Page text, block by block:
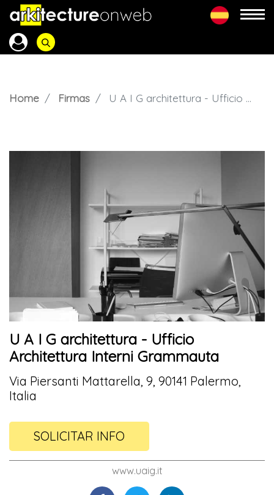
Home Firmas U A I G architettura - Ufficio Architettura Interni Grammauta
U A I G architettura - Ufficio
Architettura Interni Grammauta
Via Piersanti Mattarella, 9, 90141 Palermo,
Italia
SOLICITAR INFO
www.uaig.it